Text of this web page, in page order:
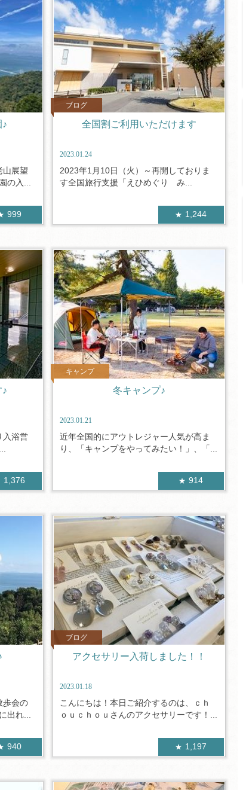
山展望
の入...
999
ブログ
全国割ご利用いただけます
2023.01.24
2023年1月10日（火）～再開しておりま
す全国旅行支援「えひめぐり み...
1,244
入浴営
1,376
キャンプ
冬キャンプ♪
2023.01.21
近年全国的にアウトレジャー人気が高ま
り、「キャンプをやってみたい！」、「...
914
歩会の
出れ...
940
ブログ
アクセサリー入荷しました！！
2023.01.18
こんにちは！本日ご紹介するのは、ｃｈ
ｏｕｃｈｏｕさんのアクセサリーです！...
1,197